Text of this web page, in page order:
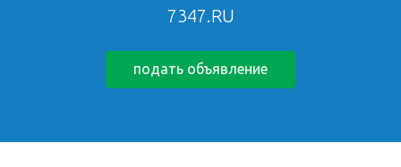
7347.RU
подать объявление